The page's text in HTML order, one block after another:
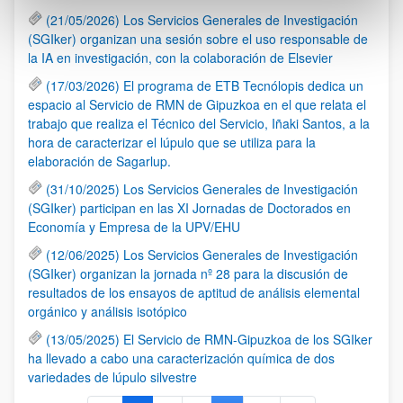
(21/05/2026) Los Servicios Generales de Investigación
(SGIker) organizan una sesión sobre el uso responsable de
la IA en investigación, con la colaboración de Elsevier
(17/03/2026) El programa de ETB Tecnólopis dedica un
espacio al Servicio de RMN de Gipuzkoa en el que relata el
trabajo que realiza el Técnico del Servicio, Iñaki Santos, a la
hora de caracterizar el lúpulo que se utiliza para la
elaboración de Sagarlup.
(31/10/2025) Los Servicios Generales de Investigación
(SGIker) participan en las XI Jornadas de Doctorados en
Economía y Empresa de la UPV/EHU
(12/06/2025) Los Servicios Generales de Investigación
(SGIker) organizan la jornada nº 28 para la discusión de
resultados de los ensayos de aptitud de análisis elemental
orgánico y análisis isotópico
(13/05/2025) El Servicio de RMN-Gipuzkoa de los SGIker
ha llevado a cabo una caracterización química de dos
variedades de lúpulo silvestre